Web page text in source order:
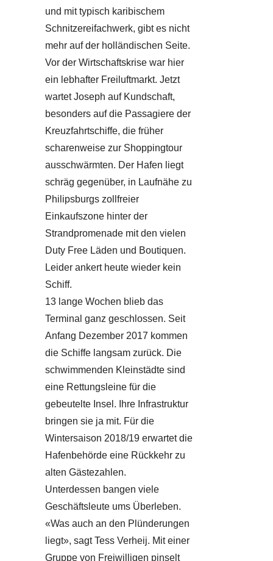
und mit typisch karibischem
Schnitzereifachwerk, gibt es nicht
mehr auf der holländischen Seite.
Vor der Wirtschaftskrise war hier
ein lebhafter Freiluftmarkt. Jetzt
wartet Joseph auf Kundschaft,
besonders auf die Passagiere der
Kreuzfahrtschiffe, die früher
scharenweise zur Shoppingtour
ausschwärmten. Der Hafen liegt
schräg gegenüber, in Laufnähe zu
Philipsburgs zollfreier
Einkaufszone hinter der
Strandpromenade mit den vielen
Duty Free Läden und Boutiquen.
Leider ankert heute wieder kein
Schiff.
13 lange Wochen blieb das
Terminal ganz geschlossen. Seit
Anfang Dezember 2017 kommen
die Schiffe langsam zurück. Die
schwimmenden Kleinstädte sind
eine Rettungsleine für die
gebeutelte Insel. Ihre Infrastruktur
bringen sie ja mit. Für die
Wintersaison 2018/19 erwartet die
Hafenbehörde eine Rückkehr zu
alten Gästezahlen.
Unterdessen bangen viele
Geschäftsleute ums Überleben.
«Was auch an den Plünderungen
liegt», sagt Tess Verheij. Mit einer
Gruppe von Freiwilligen pinselt